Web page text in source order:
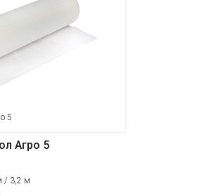
5
Агро 5
/ 3,2 м